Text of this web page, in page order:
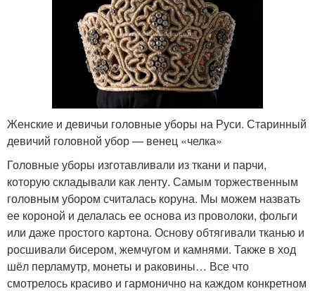
Женские и девичьи головные уборы на Руси. Старинный
девичий головной убор — венец «челка»
Головные уборы изготавливали из ткани и парчи,
которую складывали как ленту. Самым торжественным
головным убором считалась коруна. Мы можем назвать
ее короной и делалась ее основа из проволоки, фольги
или даже простого картона. Основу обтягивали тканью и
росшивали бисером, жемчугом и камнями. Также в ход
шёл перламутр, монеты и раковины… Все что
смотрелось красиво и гармонично на каждом конкретном